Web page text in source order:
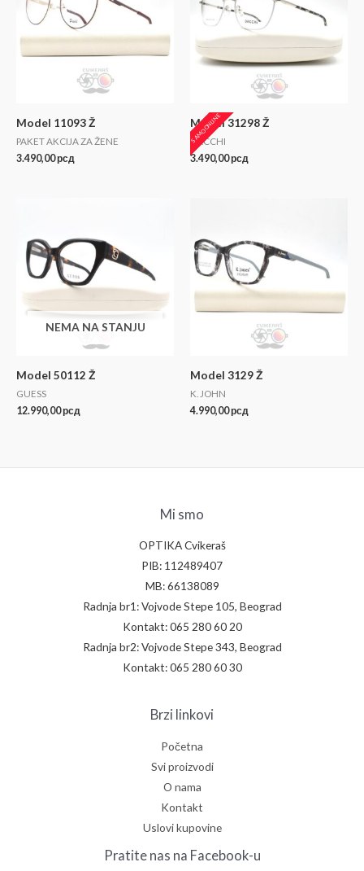
Model 11093 Ž
PAKET AKCIJA ZA ŽENE
3.490,00рсд
SAMO ONLINE
Model 31298 Ž
DACCHI
3.490,00рсд
NEMA NA STANJU
Model 50112 Ž
GUESS
12.990,00рсд
Model 3129 Ž
K. JOHN
4.990,00рсд
Mi smo
OPTIKA Cvikeraš
PIB: 112489407
MB: 66138089
Radnja br1: Vojvode Stepe 105, Beograd
Kontakt: 065 280 60 20
Radnja br2: Vojvode Stepe 343, Beograd
Kontakt: 065 280 60 30
Brzi linkovi
Početna
Svi proizvodi
O nama
Kontakt
Uslovi kupovine
Pratite nas na Facebook-u